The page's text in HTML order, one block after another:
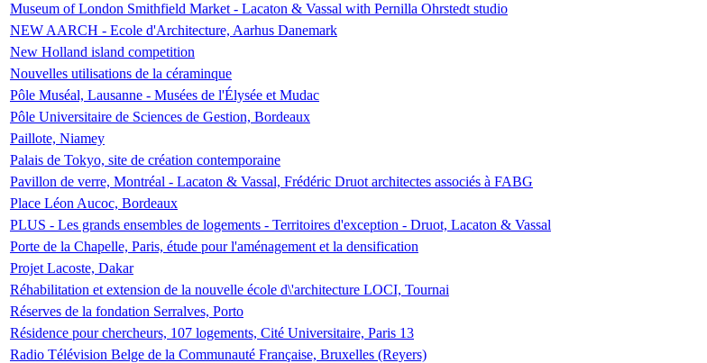
Museum of London Smithfield Market - Lacaton & Vassal with Pernilla Ohrstedt studio
NEW AARCH - Ecole d'Architecture, Aarhus Danemark
New Holland island competition
Nouvelles utilisations de la céraminque
Pôle Muséal, Lausanne - Musées de l'Élysée et Mudac
Pôle Universitaire de Sciences de Gestion, Bordeaux
Paillote, Niamey
Palais de Tokyo, site de création contemporaine
Pavillon de verre, Montréal - Lacaton & Vassal, Frédéric Druot architectes associés à FABG
Place Léon Aucoc, Bordeaux
PLUS - Les grands ensembles de logements - Territoires d'exception - Druot, Lacaton & Vassal
Porte de la Chapelle, Paris, étude pour l'aménagement et la densification
Projet Lacoste, Dakar
Réhabilitation et extension de la nouvelle école d\'architecture LOCI, Tournai
Réserves de la fondation Serralves, Porto
Résidence pour chercheurs, 107 logements, Cité Universitaire, Paris 13
Radio Télévision Belge de la Communauté Française, Bruxelles (Reyers)